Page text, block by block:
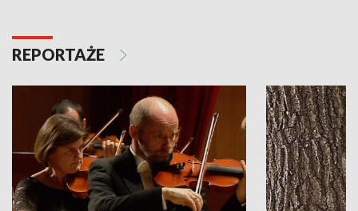
REPORTAŻE